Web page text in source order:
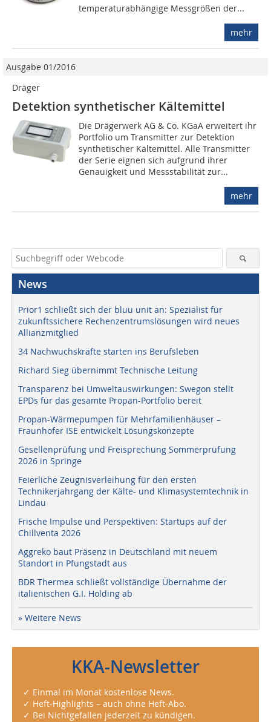
temperaturabhängige Messgrößen der...
mehr
Ausgabe 01/2016
Dräger
Detektion synthetischer Kältemittel
Die Drägerwerk AG & Co. KGaA erweitert ihr
Portfolio um Transmitter zur Detektion
synthetischer Kältemittel. Alle Transmitter
der Serie eignen sich aufgrund ihrer
Genauigkeit und Messstabilität zur...
mehr
News
Prior1 schließt sich der bluu unit an: Spezialist für
zukunftssichere Rechenzentrumslösungen wird neues
Allianzmitglied
34 Nachwuchskräfte starten ins Berufsleben
Richard Sieg übernimmt Technische Leitung
Transparenz bei Umweltauswirkungen: Swegon stellt
EPDs für das gesamte Propan-Portfolio bereit
Propan-Wärmepumpen für Mehrfamilienhäuser –
Fraunhofer ISE entwickelt Lösungskonzepte
Gesellenprüfung und Freisprechung Sommerprüfung
2026 in Springe
Feierliche Zeugnisverleihung für den ersten
Technikerjahrgang der Kälte- und Klimasystemtechnik in
Lindau
Frische Impulse und Perspektiven: Startups auf der
Chillventa 2026
Aggreko baut Präsenz in Deutschland mit neuem
Standort in Pfungstadt aus
BDR Thermea schließt vollständige Übernahme der
italienischen G.I. Holding ab
» Weitere News
KKA-Newsletter
✓ Einmal im Monat kostenlose News.
✓ Heft-Highlights – auch ohne Heft-Abo.
✓ Bei Nichtgefallen jederzeit zu kündigen.